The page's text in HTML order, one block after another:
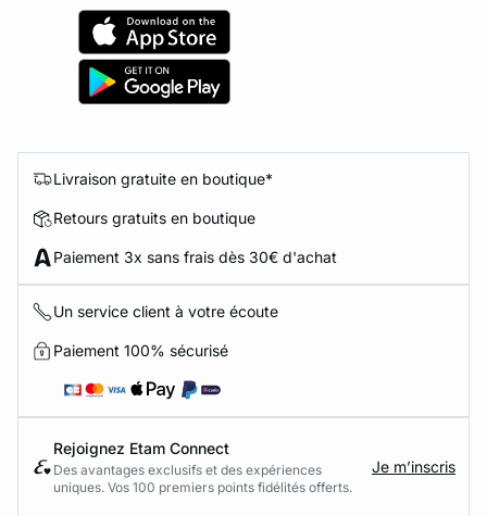
Livraison gratuite en boutique*
Retours gratuits en boutique
Paiement 3x sans frais dès 30€ d'achat
Un service client à votre écoute
Paiement 100% sécurisé
Rejoignez Etam Connect
Des avantages exclusifs et des expériences
uniques. Vos 100 premiers points fidélités offerts.
Je m’inscris